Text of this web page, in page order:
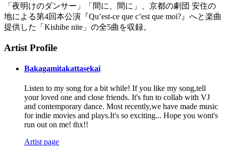
「夜明けのダンサー」「間に、間に」、京都の劇団 安住の
地による第4回本公演『Qu’est-ce que c’est que moi?』へと楽曲
提供した「Kishibe nite」の全5曲を収録。
Artist Profile
Bakagamitakattasekai
Listen to my song for a bit while! If you like my song,tell
your loved one and close friends. It's fun to collab with VJ
and contemporary dance. Most recently,we have made music
for indie movies and plays.It's so exciting... Hope you wont's
run out on me! thx!!
Artist page